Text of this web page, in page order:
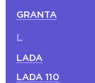
GRANTA
L
LADA
LADA 110